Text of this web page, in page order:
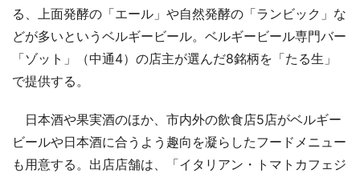
る、上面発酵の「エール」や自然発酵の「ランビック」な
どが多いというベルギービール。ベルギービール専門バー
「ゾット」（中通4）の店主が選んだ8銘柄を「たる生」
で提供する。
日本酒や果実酒のほか、市内外の飲食店5店がベルギー
ビールや日本酒に合うよう趣向を凝らしたフードメニュー
も用意する。出店店舗は、「イタリアン・トマトカフェジ